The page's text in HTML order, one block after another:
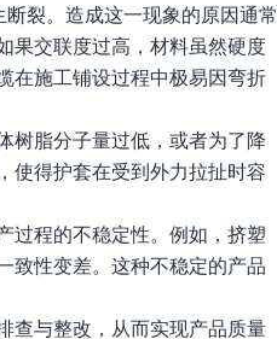
裂。造成这一现象的原因通常
果交联度过高，材料虽然硬度
在施工铺设过程中极易因弯折
树脂分子量过低，或者为了降
使得护套在受到外力拉扯时容
过程的不稳定性。例如，挤塑
致性变差。这种不稳定的产品
查与整改，从而实现产品质量